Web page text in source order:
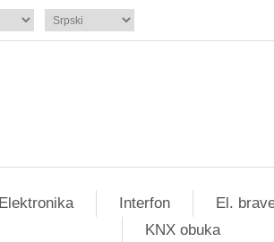
Elektronika Interfon El.
KNX obuka